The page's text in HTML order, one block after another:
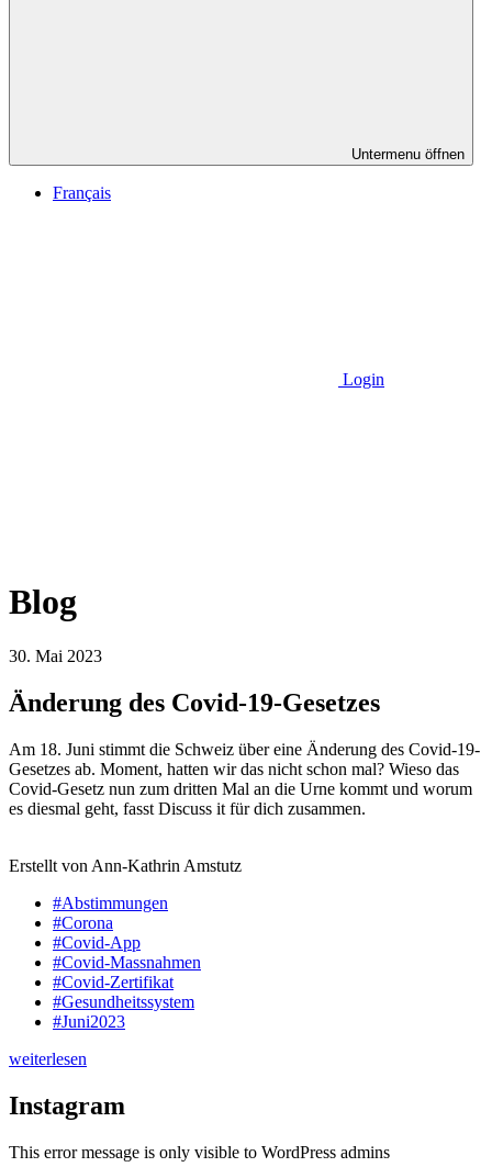
Untermenu öffnen
Français
Login
Blog
30. Mai 2023
Änderung des Covid-19-Gesetzes
Am 18. Juni stimmt die Schweiz über eine Änderung des Covid-19-
Gesetzes ab. Moment, hatten wir das nicht schon mal? Wieso das
Covid-Gesetz nun zum dritten Mal an die Urne kommt und worum
es diesmal geht, fasst Discuss it für dich zusammen.
Erstellt von Ann-Kathrin Amstutz
#Abstimmungen
#Corona
#Covid-App
#Covid-Massnahmen
#Covid-Zertifikat
#Gesundheitssystem
#Juni2023
weiterlesen
Instagram
This error message is only visible to WordPress admins